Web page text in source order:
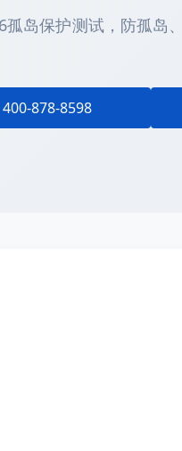
岛保护测试，防孤岛
400-878-8598